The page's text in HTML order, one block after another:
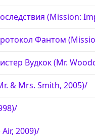
(Mission:
Фантом
Вудкок (Mr.
& Mrs. Smith, 2005)/
2009)/